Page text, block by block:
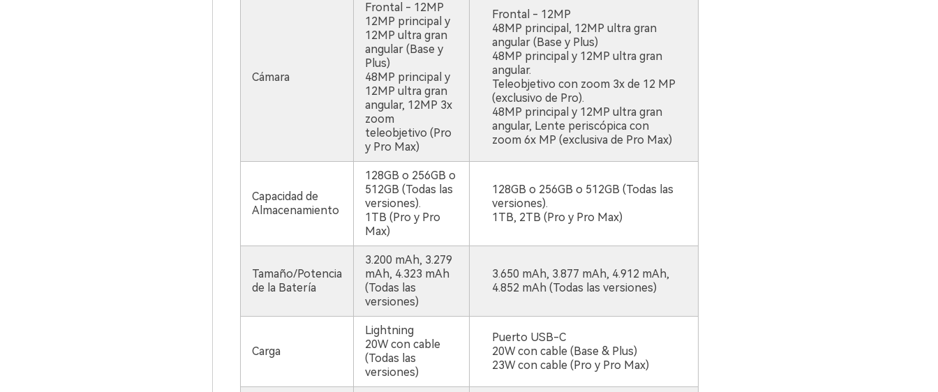
Cámara
Frontal - 12MP
12MP principal y
12MP ultra gran
angular (Base y
Plus)
48MP principal y
12MP ultra gran
angular, 12MP 3x
zoom
teleobjetivo (Pro
y Pro Max)
Frontal - 12MP
48MP principal, 12MP ultra gran
angular (Base y Plus)
48MP principal y 12MP ultra gran
angular.
Teleobjetivo con zoom 3x de 12 MP
(exclusivo de Pro).
48MP principal y 12MP ultra gran
angular, Lente periscópica con
zoom 6x MP (exclusiva de Pro Max)
Capacidad de
Almacenamiento
128GB o 256GB o
512GB (Todas las
versiones).
1TB (Pro y Pro
Max)
128GB o 256GB o 512GB (Todas las
versiones).
1TB, 2TB (Pro y Pro Max)
Tamaño/Potencia
de la Batería
3.200 mAh, 3.279
mAh, 4.323 mAh
(Todas las
versiones)
3.650 mAh, 3.877 mAh, 4.912 mAh,
4.852 mAh (Todas las versiones)
Carga
Lightning
20W con cable
(Todas las
versiones)
Puerto USB-C
20W con cable (Base & Plus)
23W con cable (Pro y Pro Max)